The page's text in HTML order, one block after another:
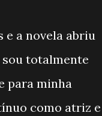
e a novela abriu
totalmente
para minha
como atriz e